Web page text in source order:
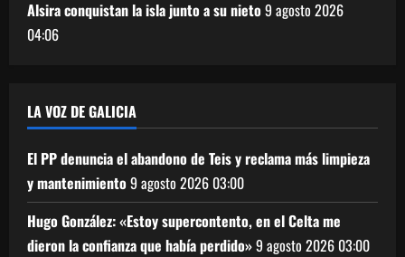
Alsira conquistan la isla junto a su nieto9 agosto 2026
04:06
LA VOZ DE GALICIA
El PP denuncia el abandono de Teis y reclama más limpieza
y mantenimiento9 agosto 2026 03:00
Hugo González: «Estoy supercontento, en el Celta me
dieron la confianza que había perdido»9 agosto 2026 03:00